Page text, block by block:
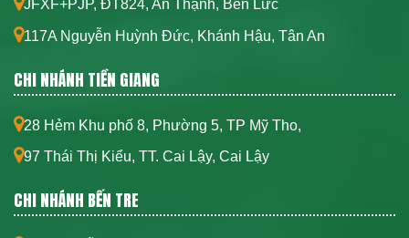
JFXF+PJP, ĐT824, An Thạnh, Bến Lức
117A Nguyễn Huỳnh Đức, Khánh Hậu, Tân An
CHI NHÁNH TIỀN GIANG
28 Hẻm Khu phố 8, Phường 5, TP Mỹ Tho,
97 Thái Thị Kiểu, TT. Cai Lậy, Cai Lậy
CHI NHÁNH BẾN TRE